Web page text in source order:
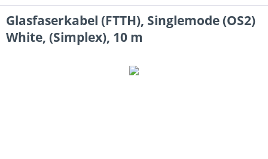
Glasfaserkabel (FTTH), Singlemode (OS2)
White, (Simplex), 10 m